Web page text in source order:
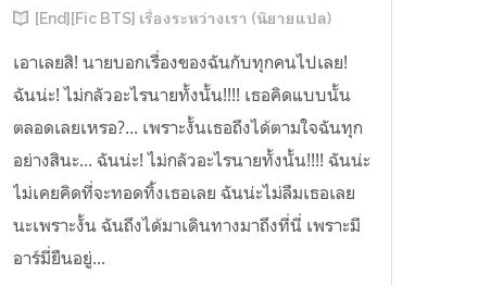
[End][Fic BTS] เรื่องระหว่างเรา (นิยายแปล)
เอาเลยสิ! นายบอกเรื่องของฉันกับทุกคนไปเลย!
ฉันน่ะ! ไม่กลัวอะไรนายทั้งนั้น!!!! เธอคิดแบบนั้น
ตลอดเลยเหรอ?... เพราะงั้นเธอถึงได้ตามใจฉันทุก
อย่างสินะ... ฉันน่ะ! ไม่กลัวอะไรนายทั้งนั้น!!!! ฉันน่ะ
ไม่เคยคิดที่จะทอดทิ้งเธอเลย ฉันน่ะไม่ลืมเธอเลย
นะเพราะงั้น ฉันถึงได้มาเดินทางมาถึงที่นี่ เพราะมี
อาร์มี่ยืนอยู่...